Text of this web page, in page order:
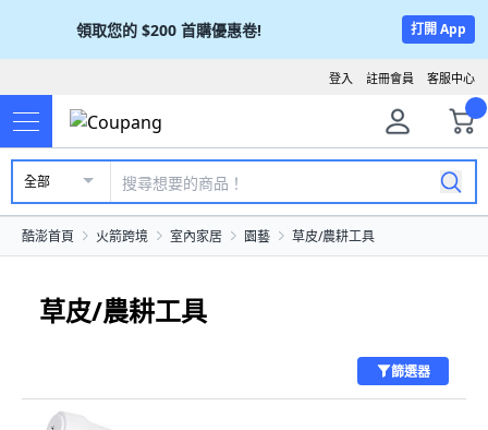
領取您的 $200 首購優惠卷! 打開 App
客服中心
註冊會員
登入
全部
酷澎首頁 火箭跨境 室內家居 園藝 草皮/農耕工具
草皮/農耕工具
篩選器